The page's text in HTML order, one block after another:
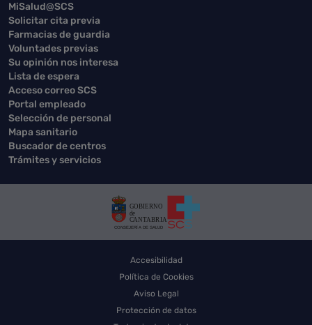
MiSalud@SCS
Solicitar cita previa
Farmacias de guardia
Voluntades previas
Su opinión nos interesa
Lista de espera
Acceso correo SCS
Portal empleado
Selección de personal
Mapa sanitario
Buscador de centros
Trámites y servicios
Accesibilidad
Política de Cookies
Aviso Legal
Protección de datos